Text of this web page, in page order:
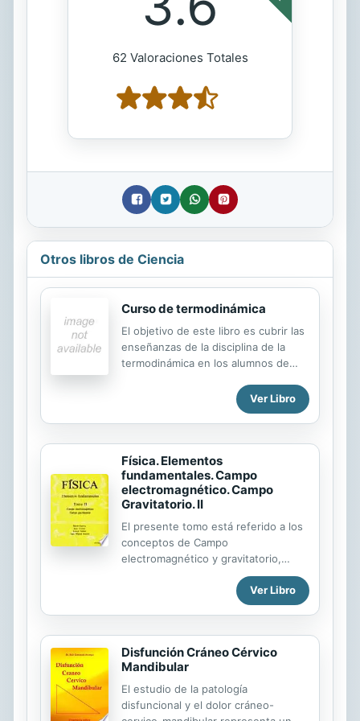
62 Valoraciones Totales
Otros libros de Ciencia
Curso de termodinámica
El objetivo de este libro es cubrir las
enseñanzas de la disciplina de la
termodinámica en los alumnos de
está escrito fundamentalmente en
unidades SI y contiene abundantes
ejemplos resueltos, ejercicios y
problemas.
Ver Libro
Física. Elementos
fundamentales. Campo
electromagnético. Campo
Gravitatorio. II
El presente tomo está referido a los
conceptos de Campo
electromagnético y gravitatorio,
como partes complementarias de los
planteamientos iniciados en el tomo
I. Se analizan aquí, con el mismo
conceptos básicos que fundamentan
las ideas de esos temas, en un
enfoque inductivooperacional.
Ver Libro
Disfunción Cráneo Cérvico
Mandibular
El estudio de la patología
disfuncional y el dolor cráneo-